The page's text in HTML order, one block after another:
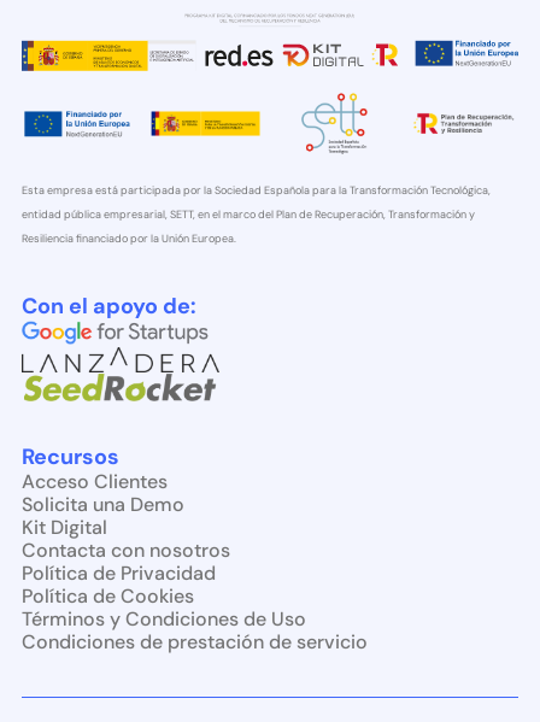
Esta empresa está participada por la Sociedad Española para la Transformación Tecnológica,
entidad pública empresarial, SETT, en el marco del Plan de Recuperación, Transformación y
Resiliencia financiado por la Unión Europea.
Con el apoyo de:
Recursos
Acceso Clientes
Solicita una Demo
Kit Digital
Contacta con nosotros
Política de Privacidad
Política de Cookies
Términos y Condiciones de Uso
Condiciones de prestación de servicio